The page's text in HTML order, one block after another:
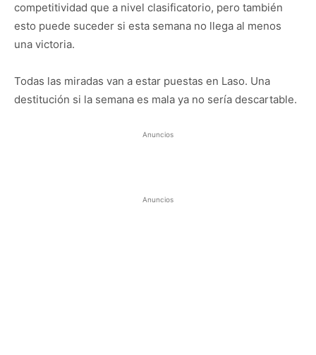
competitividad que a nivel clasificatorio, pero también
esto puede suceder si esta semana no llega al menos
una victoria.
Todas las miradas van a estar puestas en Laso. Una
destitución si la semana es mala ya no sería descartable.
Anuncios
Anuncios